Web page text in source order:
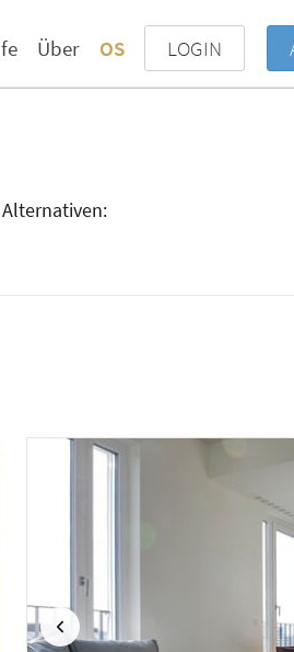
Über OS LOGIN
Vorherige